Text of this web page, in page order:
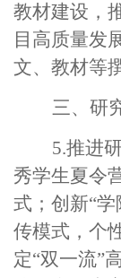
教材建设，
目高质量发
文、教材等
三、研
5.推进
秀学生夏令
式；创新“
传模式，个
定“双一流”